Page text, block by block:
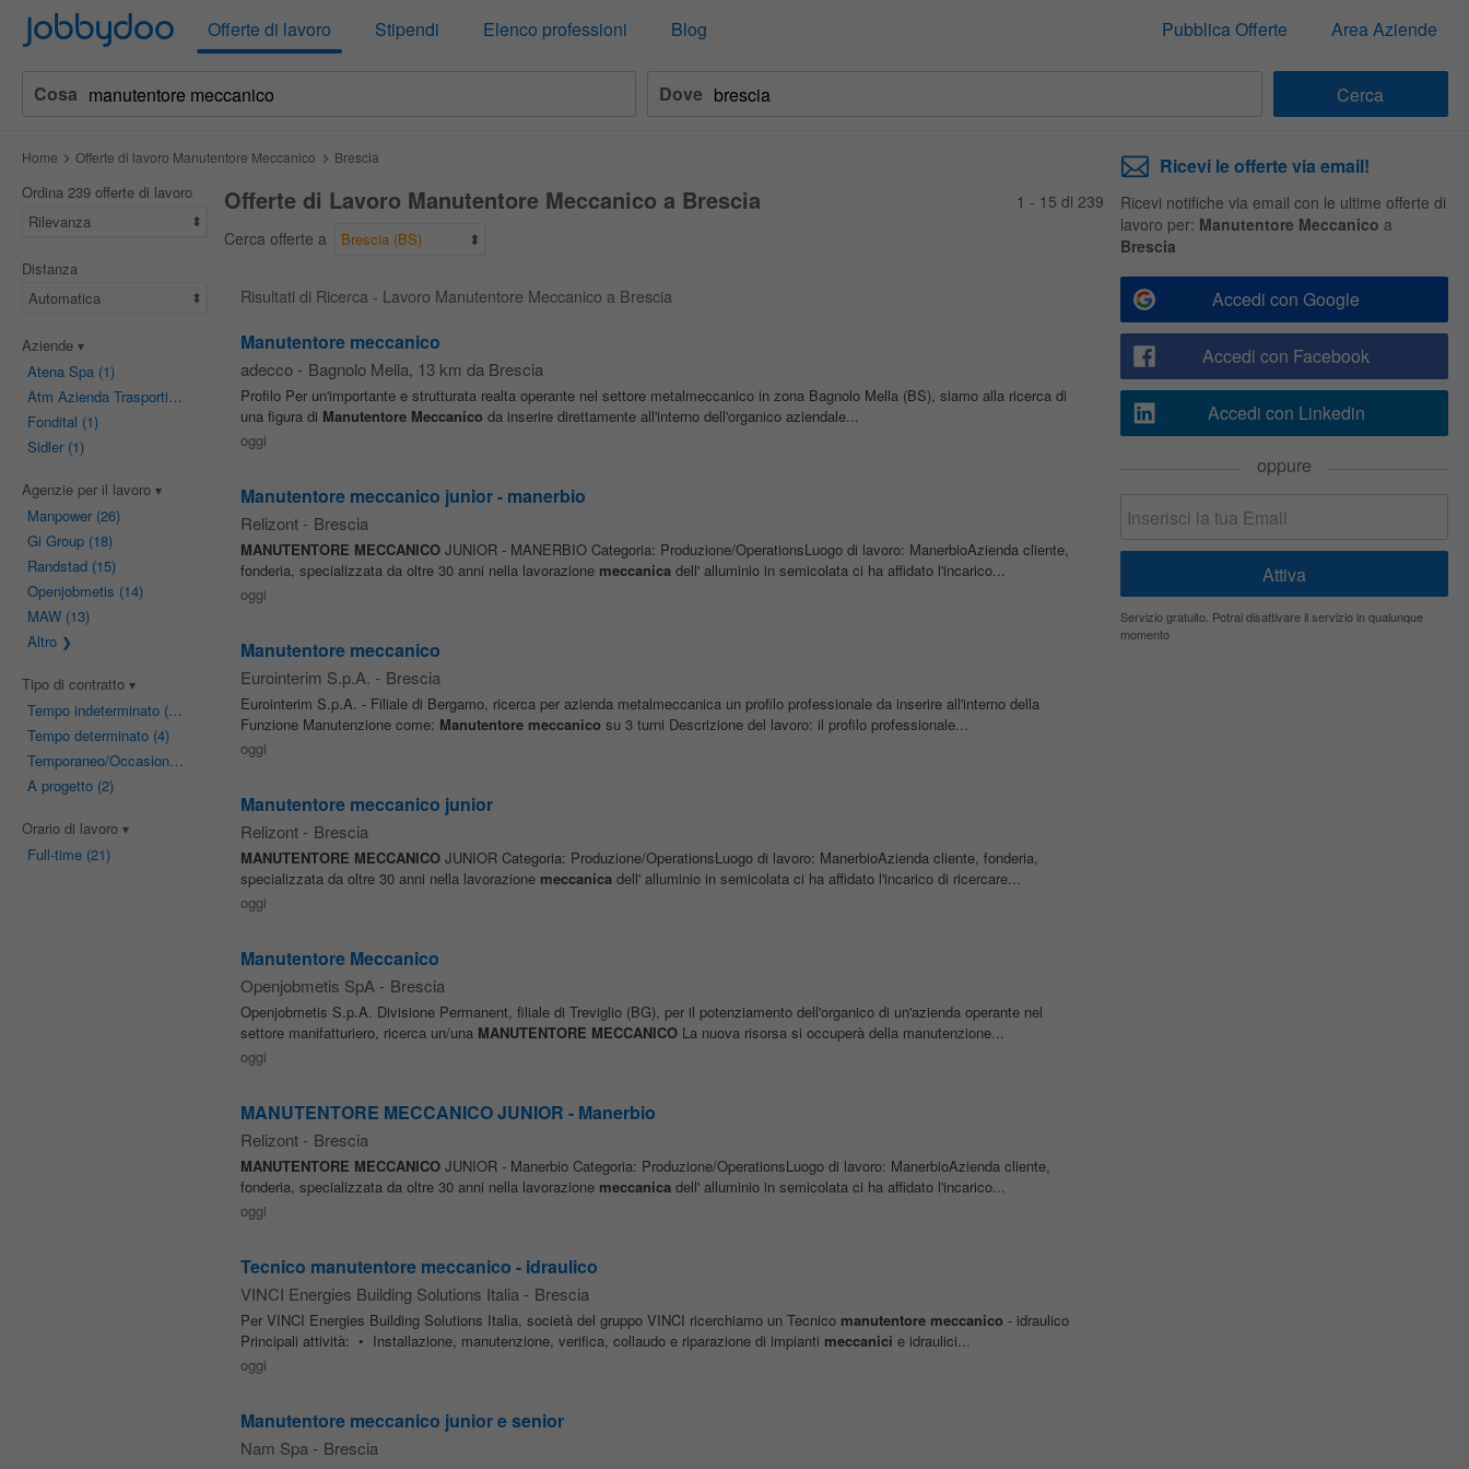
Jobbydoo Offerte di lavoro Stipendi Elenco professioni Blog Pubblica Offerte Area Aziende
Cosa Dove
Home Offerte di lavoro Manutentore Meccanico Brescia
Ordina 239 offerte di lavoro
Rilevanza
Distanza
Automatica
Aziende
Atena Spa(1)
Atm Azienda Trasporti Milanesi
(1)
Fondital (1)
Sidler(1)
Agenzie per il lavoro
Manpower(26)
Gi Group(18)
Randstad(15)
Openjobmetis (14)
MAW(13)
Altro
Tipo di contratto
Tempo indeterminato(16)
Tempo determinato(4)
Temporaneo/Occasionale
A progetto(2)
Orario di lavoro
Full-time(21)
Offerte di Lavoro Manutentore Meccanico a Brescia
Cerca offerte a Brescia (BS)
1 - 15 di 239
Risultati di Ricerca - Lavoro Manutentore Meccanico a Brescia
Manutentore meccanico
adecco - Bagnolo Mella, 13 km da Brescia
Profilo Per un'importante e strutturata realta operante nel settore metalmeccanico in zona Bagnolo Mella (BS), siamo alla ricerca di
una figura di Manutentore Meccanicoda inserire direttamente all'interno dell'organico aziendale...
oggi
Manutentore meccanico junior - manerbio
Relizont - Brescia
MANUTENTORE MECCANICOJUNIOR - MANERBIO Categoria: Produzione/OperationsLuogo di lavoro: ManerbioAzienda cliente,
fonderia, specializzata da oltre 30 anni nella lavorazione meccanicadell' alluminio in semicolata ci ha affidato l'incarico...
oggi
Manutentore meccanico
Eurointerim S.p.A. - Brescia
Eurointerim S.p.A. - Filiale di Bergamo, ricerca per azienda metalmeccanica un profilo professionale da inserire all'interno della
Funzione Manutenzione come: Manutentore meccanicosu 3 turni Descrizione del lavoro: il profilo professionale...
oggi
Manutentore meccanico junior
Relizont - Brescia
MANUTENTORE MECCANICOJUNIOR Categoria: Produzione/OperationsLuogo di lavoro: ManerbioAzienda cliente, fonderia,
specializzata da oltre 30 anni nella lavorazione meccanicadell' alluminio in semicolata ci ha affidato l'incarico di ricercare...
oggi
Manutentore Meccanico
Openjobmetis SpA - Brescia
Openjobmetis S.p.A. Divisione Permanent, filiale di Treviglio (BG), per il potenziamento dell'organico di un'azienda operante nel
settore manifatturiero, ricerca un/una MANUTENTORE MECCANICOLa nuova risorsa si occuperà della manutenzione...
oggi
MANUTENTORE MECCANICO JUNIOR - Manerbio
Relizont - Brescia
MANUTENTORE MECCANICOJUNIOR - Manerbio Categoria: Produzione/OperationsLuogo di lavoro: ManerbioAzienda cliente,
fonderia, specializzata da oltre 30 anni nella lavorazione meccanicadell' alluminio in semicolata ci ha affidato l'incarico...
oggi
Tecnico manutentore meccanico - idraulico
VINCI Energies Building Solutions Italia - Brescia
Per VINCI Energies Building Solutions Italia, società del gruppo VINCI ricerchiamo un Tecnico manutentore meccanico- idraulico
Principali attività: • Installazione, manutenzione, verifica, collaudo e riparazione di impianti meccanici e idraulici...
oggi
Manutentore meccanico junior e senior
Nam Spa - Brescia
Ricevi le offerte via email!
Ricevi notifiche via email con le ultime offerte di
lavoro per: Manutentore Meccanico a
Brescia
Accedi con Google
Accedi con Facebook
Accedi con Linkedin
oppure
Servizio gratuito. Potrai disattivare il servizio in qualunque
momento